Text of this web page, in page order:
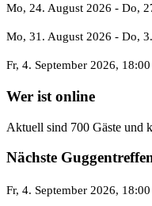
Mo, 24. August 2026 - Do,
Mo, 31. August 2026 - Do,
Fr, 4. September 2026,
Wer ist online
Aktuell sind 700 Gäste und
Nächste
Fr, 4. September 2026,